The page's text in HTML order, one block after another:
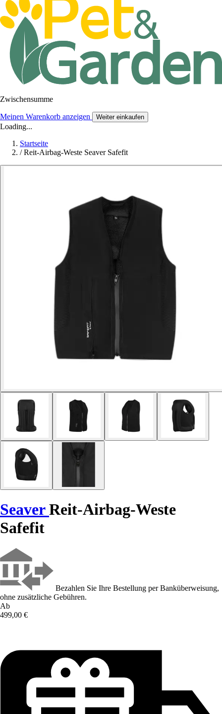
Zwischensumme
Meinen Warenkorb anzeigen Weiter einkaufen
Loading...
Startseite
/ Reit-Airbag-Weste Seaver Safefit
SeaverReit-Airbag-Weste
Safefit
Bezahlen Sie Ihre Bestellung per Banküberweisung,
ohne zusätzliche Gebühren.
Ab
499,00 €